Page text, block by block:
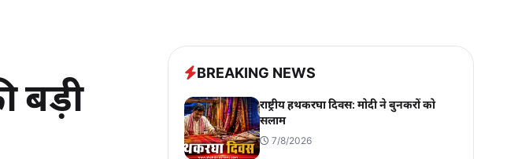
बड़ी
BREAKING NEWS
राष्ट्रीय हथकरघा दिवस: मोदी ने बुनकरों को
सलाम
7/8/2026